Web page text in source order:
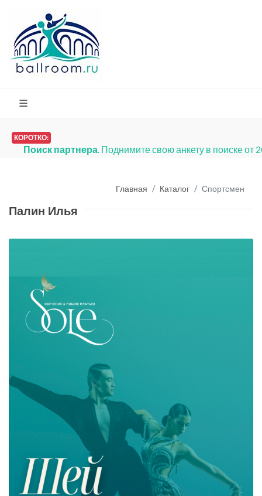
КОРОТКО:
Поиск партнера. Поднимите свою анкету в поиске от
Главная Каталог Спортсмен
Палин Илья